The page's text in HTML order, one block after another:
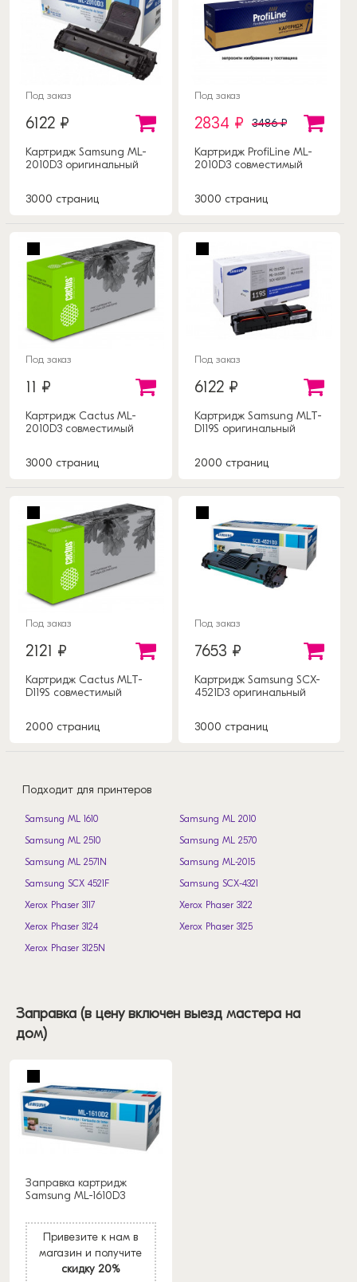
Под заказ
6122 ₽
Картридж Samsung ML-
2010D3 оригинальный
3000 страниц
Под заказ
2834 ₽ 3486 ₽
Картридж ProfiLine ML-
2010D3 совместимый
3000 страниц
Под заказ
11 ₽
Картридж Cactus ML-
2010D3 совместимый
3000 страниц
Под заказ
6122 ₽
Картридж Samsung MLT-
D119S оригинальный
2000 страниц
Под заказ
2121 ₽
Картридж Cactus MLT-
D119S совместимый
2000 страниц
Под заказ
7653 ₽
Картридж Samsung SCX-
4521D3 оригинальный
3000 страниц
Подходит для принтеров
Samsung ML 1610
Samsung ML 2010
Samsung ML 2510
Samsung ML 2570
Samsung ML 2571N
Samsung ML-2015
Samsung SCX 4521F
Samsung SCX-4321
Xerox Phaser 3117
Xerox Phaser 3122
Xerox Phaser 3124
Xerox Phaser 3125
Xerox Phaser 3125N
Заправка (в цену включен выезд мастера на
дом)
Заправка картридж
Samsung ML-1610D3
Привезите к нам в
магазин и получите
скидку 20%